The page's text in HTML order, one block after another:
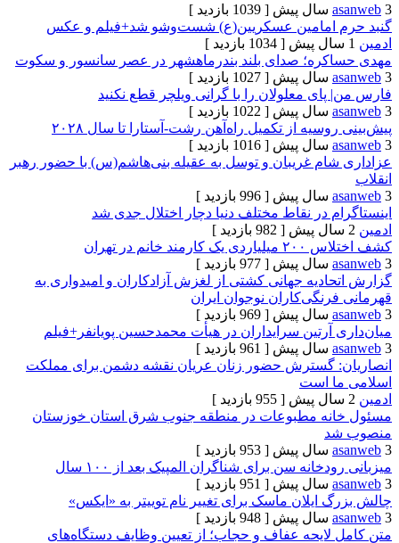
[ 1039 بازدید ]
امامین عسکریین(ع) شست‌وشو شد+فیلم و عکس
[ 1034 بازدید ]
صدای بلند بندرماهشهر در عصر سانسور و سکوت
[ 1027 بازدید ]
معلولان را با گرانی ویلچر قطع نکنید
[ 1022 بازدید ]
از تکمیل راه‌آهن رشت-آستارا تا سال ‌۲۰۲۸
[ 1016 بازدید ]
غریبان و توسل به عقیله بنی‌هاشم(س) با حضور رهبر
[ 996 بازدید ]
در نقاط مختلف دنیا دچار اختلال جدی شد
[ 982 بازدید ]
خانم در تهران
[ 977 بازدید ]
جهانی کشتی از لغزش آزادکاران و امیدواری به
نوجوان ایران
[ 969 بازدید ]
سرایداران در هیأت محمدحسین پویانفر+فیلم
[ 961 بازدید ]
گسترش حضور زنان عریان نقشه دشمن برای مملکت
است
[ 955 بازدید ]
مطبوعات در منطقه جنوب شرق استان خوزستان
[ 953 بازدید ]
سن برای شناگران المپیک بعد از ۱۰۰ سال
[ 951 بازدید ]
ماسک برای تغییر نام توییتر به «ایکس»
[ 948 بازدید ]
عفاف و حجاب؛ از تعیین وظایف دستگاه‌های